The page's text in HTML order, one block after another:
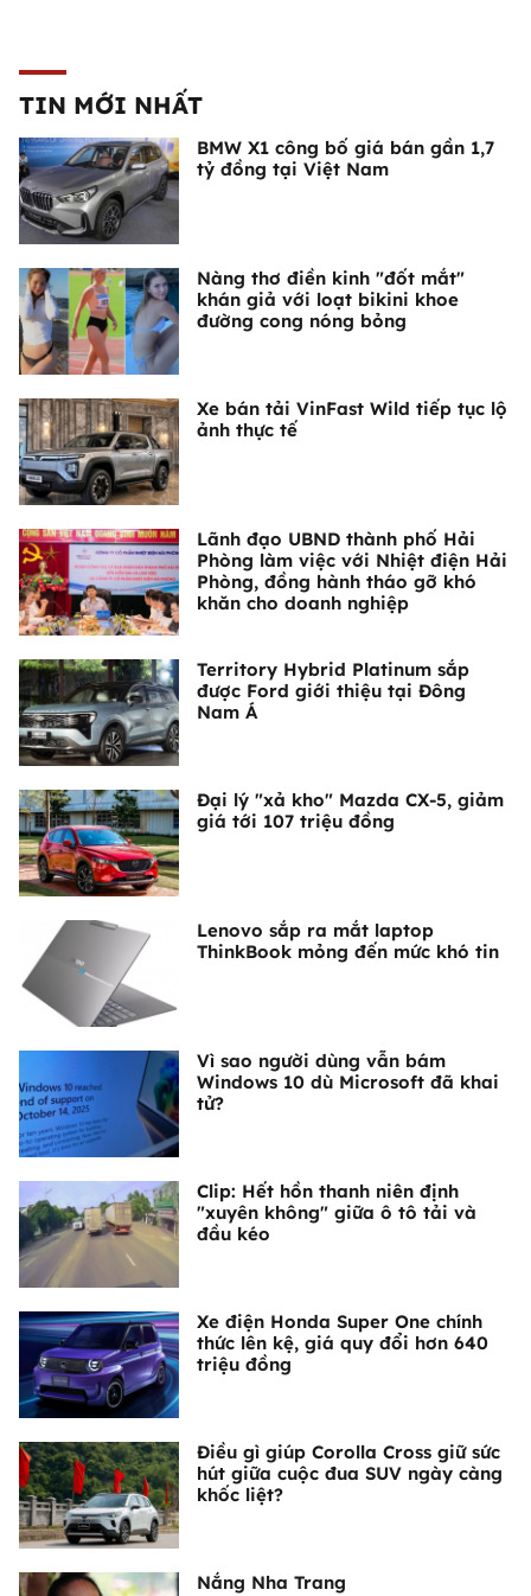
TIN MỚI NHẤT
BMW X1 công bố giá bán gần 1,7
tỷ đồng tại Việt Nam
Nàng thơ điền kinh "đốt mắt"
khán giả với loạt bikini khoe
đường cong nóng bỏng
Xe bán tải VinFast Wild tiếp tục lộ
ảnh thực tế
Lãnh đạo UBND thành phố Hải
Phòng làm việc với Nhiệt điện Hải
Phòng, đồng hành tháo gỡ khó
khăn cho doanh nghiệp
Territory Hybrid Platinum sắp
được Ford giới thiệu tại Đông
Nam Á
Đại lý "xả kho" Mazda CX-5, giảm
giá tới 107 triệu đồng
Lenovo sắp ra mắt laptop
ThinkBook mỏng đến mức khó tin
Vì sao người dùng vẫn bám
Windows 10 dù Microsoft đã khai
tử?
Clip: Hết hồn thanh niên định
"xuyên không" giữa ô tô tải và
đầu kéo
Xe điện Honda Super One chính
thức lên kệ, giá quy đổi hơn 640
triệu đồng
Điều gì giúp Corolla Cross giữ sức
hút giữa cuộc đua SUV ngày càng
khốc liệt?
Nắng Nha Trang